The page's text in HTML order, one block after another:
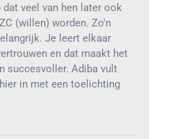
veel van hen later ook
(willen) worden. Zo'n
Je leert elkaar
en dat maakt het
succesvoller. Adiba vult
in met een toelichting